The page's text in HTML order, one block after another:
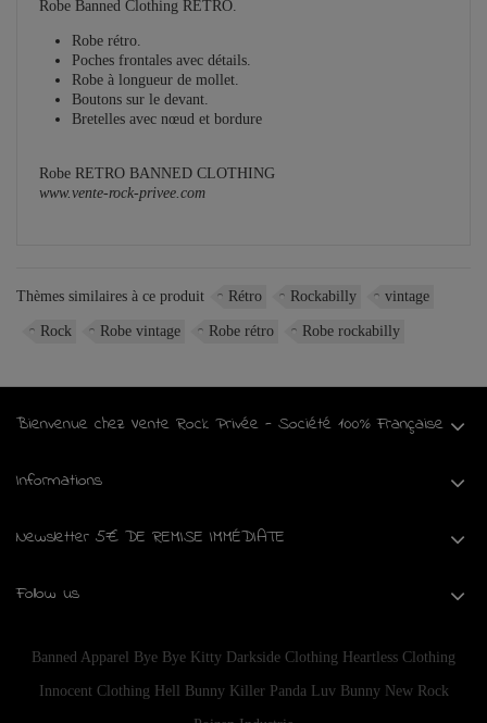
Robe Banned Clothing RETRO.
Robe rétro.
Poches frontales avec détails.
Robe à longueur de mollet.
Boutons sur le devant.
Bretelles avec nœud et bordure
Robe RETRO BANNED CLOTHING
www.vente-rock-privee.com
Thèmes similaires à ce produit Rétro Rockabilly vintage
Rock Robe vintage Robe rétro Robe rockabilly
Bienvenue chez Vente Rock Privée - Société 100% Française
Informations
Newsletter 5€ DE REMISE IMMÉDIATE
Follow us
Banned Apparel Bye Bye Kitty Darkside Clothing Heartless Clothing
Innocent Clothing Hell Bunny Killer Panda Luv Bunny New Rock